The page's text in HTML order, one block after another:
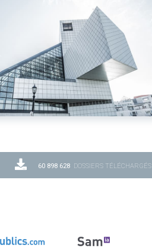
60 898 628 DOSSIERS TÉLÉCHARGÉS